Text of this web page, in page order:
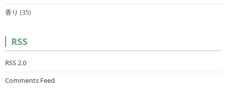
香り (35)
RSS
RSS 2.0
Comments Feed